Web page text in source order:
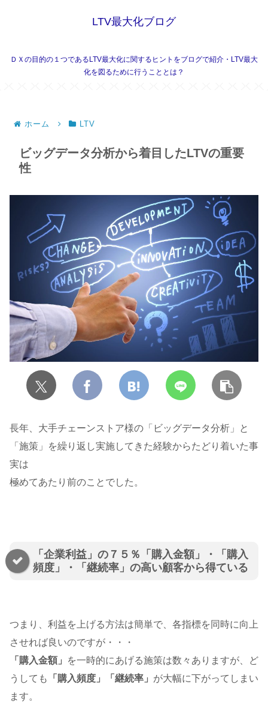
LTV最大化ブログ
ＤＸの目的の１つであるLTV最大化に関するヒントをブログで紹介・LTV最大
化を図るために行うこととは？
ホーム LTV
ビッグデータ分析から着目したLTVの重要
性
長年、大手チェーンストア様の「ビッグデータ分析」と
「施策」を繰り返し実施してきた経験からたどり着いた事
実は
極めてあたり前のことでした。
「企業利益」の７５％「購入金額」・「購入
頻度」・「継続率」の高い顧客から得ている
つまり、利益を上げる方法は簡単で、各指標を同時に向上
させれば良いのですが・・・
「購入金額」
を一時的にあげる施策は数々ありますが、ど
うしても
「購入頻度」「継続率」 が大幅に下がってしまい
ます。